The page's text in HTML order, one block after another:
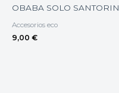
OBABA SOLO SANTORIN
Accesorios eco
9,00 €